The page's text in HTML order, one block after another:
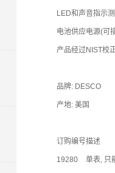
LED和声音指示
电池供应电源(可
产品经过NIST校
品牌: DESCO
产地: 美国
订购编号描述
19280 单表, 只